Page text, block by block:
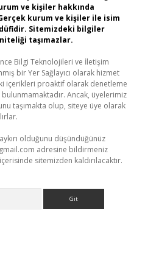
ve kişiler hakkında
kurum ve kişiler ile isim
Sitemizdeki bilgiler
taşımazlar.
Bilgi Teknolojileri ve İletişim
bir Yer Sağlayıcı olarak hizmet
içerikleri proaktif olarak denetleme
Ancak, üyelerimiz
taşımakta olup, siteye üye olarak
olduğunu düşündüğünüz
adresine bildirmeniz
sitemizden kaldırılacaktır.